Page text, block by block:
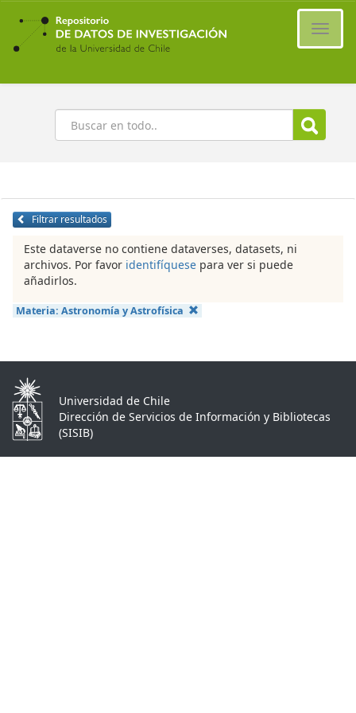
Ir
contenido
principal
Buscar
Filtrar resultados
Este dataverse no contiene dataverses, datasets, ni
archivos. Por favor identifíquese para ver si puede
añadirlos.
Materia: Astronomía y Astrofísica
Universidad de Chile
Dirección de Servicios de Información y Bibliotecas
(SISIB)